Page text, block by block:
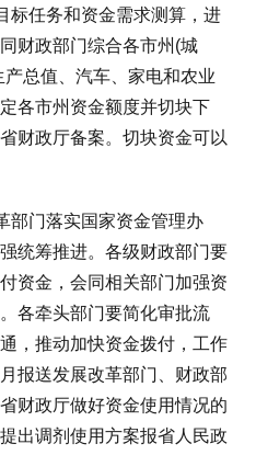
标任务和资金需求测算，进
财政部门综合各市州(城
总值、汽车、家电和农业
各市州资金额度并切块下
财政厅备案。切块资金可以
部门落实国家资金管理办
统筹推进。各级财政部门要
资金，会同相关部门加强资
各牵头部门要简化审批流
，推动加快资金拨付，工作
报送发展改革部门、财政部
财政厅做好资金使用情况的
出调剂使用方案报省人民政